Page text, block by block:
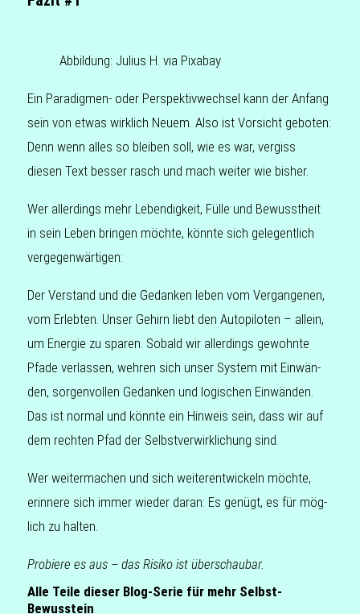
Abbil­dung: Julius H. via Pixabay
Ein Para­dig­men- oder Per­spek­tiv­wech­sel kann der Anfang
sein von etwas wirk­lich Neuem. Also ist Vor­sicht gebo­ten:
Denn wenn alles so blei­ben soll, wie es war, ver­giss
diesen Text besser rasch und mach weiter wie bisher.
Wer aller­dings mehr Leben­dig­keit, Fülle und Bewusst­heit
in sein Leben brin­gen möchte, könnte sich gele­gent­lich
vergegenwärtigen:
Der Ver­stand und die Gedan­ken leben vom Ver­gan­ge­nen,
vom Erleb­ten. Unser Gehirn liebt den Auto­pi­lo­ten – allein,
um Ener­gie zu sparen. Sobald wir aller­dings gewohn­te
Pfade ver­las­sen, wehren sich unser System mit Ein­wän­
den, sor­gen­vol­len Gedan­ken und logi­schen Ein­wän­den.
Das ist normal und könnte ein Hin­weis sein, dass wir auf
dem rech­ten Pfad der Selbst­ver­wirk­li­chung sind.
Wer wei­ter­ma­chen und sich wei­ter­ent­wi­ckeln möchte,
erin­ne­re sich immer wieder daran: Es genügt, es für mög­
lich zu halten.
Pro­bie­re es aus – das Risiko ist überschaubar.
Alle Teile dieser Blog-Serie für mehr Selbst-
Bewusstein